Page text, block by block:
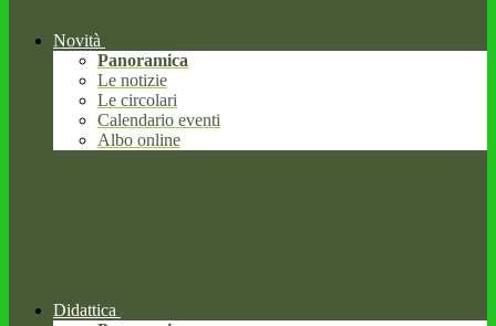
Novità
Panoramica
Le notizie
Le circolari
Calendario eventi
Albo online
Didattica